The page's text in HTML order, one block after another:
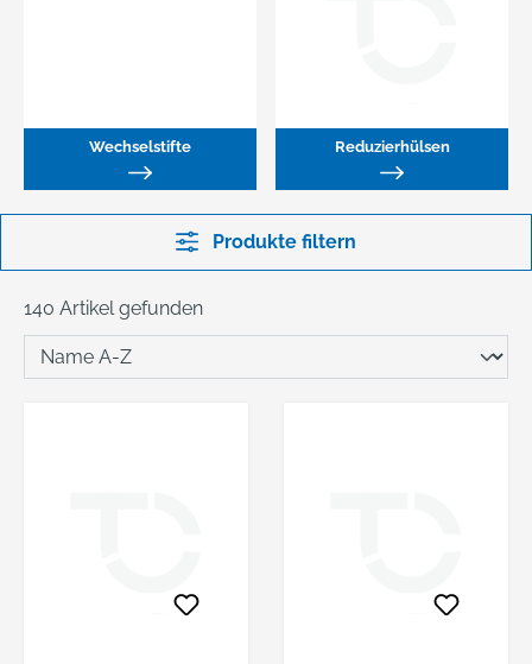
Wechselstifte Reduzierhülsen
Produkte filtern
140 Artikel gefunden